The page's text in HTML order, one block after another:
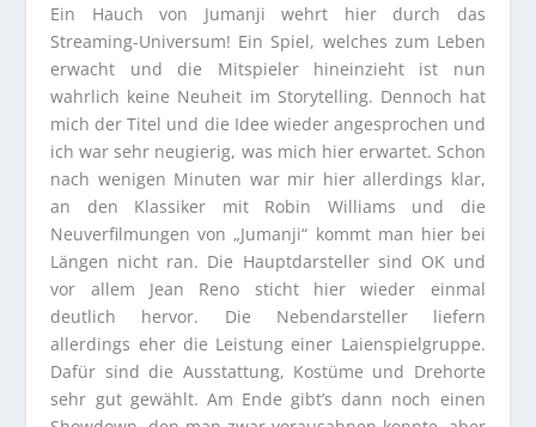
Ein Hauch von Jumanji wehrt hier durch das
Streaming-Universum! Ein Spiel, welches zum Leben
erwacht und die Mitspieler hineinzieht ist nun
wahrlich keine Neuheit im Storytelling. Dennoch hat
mich der Titel und die Idee wieder angesprochen und
ich war sehr neugierig, was mich hier erwartet. Schon
nach wenigen Minuten war mir hier allerdings klar,
an den Klassiker mit Robin Williams und die
Neuverfilmungen von „Jumanji“ kommt man hier bei
Längen nicht ran. Die Hauptdarsteller sind OK und
vor allem Jean Reno sticht hier wieder einmal
deutlich hervor. Die Nebendarsteller liefern
allerdings eher die Leistung einer Laienspielgruppe.
Dafür sind die Ausstattung, Kostüme und Drehorte
sehr gut gewählt. Am Ende gibt’s dann noch einen